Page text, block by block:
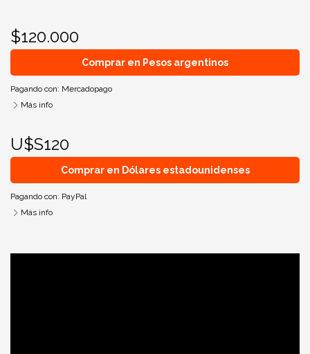
$120.000
Comprar en Pesos argentinos
Pagando con: Mercadopago
Más info
U$S120
Comprar en Dólares estadounidenses
Pagando con: PayPal
Más info